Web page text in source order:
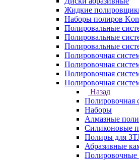
Жидкие
Наборы полиров
Полировальные
Полировальные
Полировальные
Полировочная
Полировочная
Полировочная
Полировочная
Назад
Полировочная
Наборы
Алмазные
Силиконовые
Полиры для
Абразивные
Полировочные